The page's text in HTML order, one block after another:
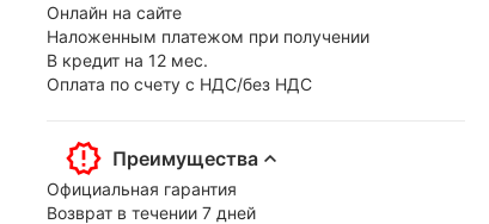
Онлайн на сайте
Наложенным платежом при получении
В кредит на 12 мес.
Оплата по счету с НДС/без НДС
Преимущества
Официальная гарантия
Возврат в течении 7 дней